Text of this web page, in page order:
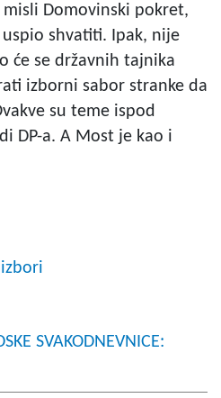
Domovinski pokret,
shvatiti. Ipak, nije
će se državnih tajnika
izborni sabor stranke da
su teme ispod
DP-a. A Most je kao i
SVAKODNEVNICE: